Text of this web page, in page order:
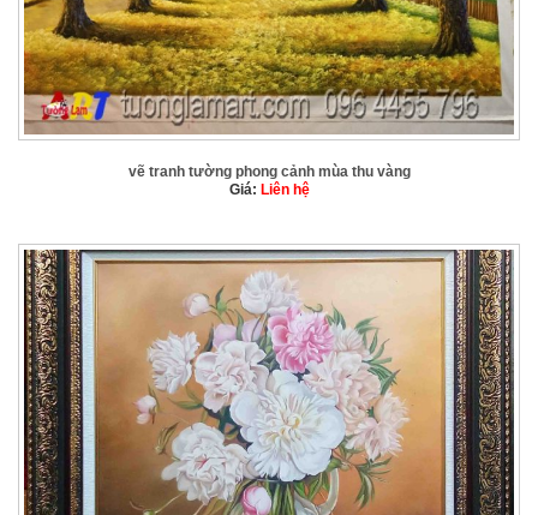
vẽ tranh tường phong cảnh mùa thu vàng
Giá: Liên hệ